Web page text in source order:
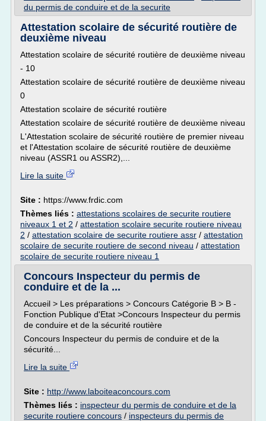
du permis de conduire et de la securite
Attestation scolaire de sécurité routière de
deuxième niveau
Attestation scolaire de sécurité routière de deuxième niveau
- 10
Attestation scolaire de sécurité routière de deuxième niveau
0
Attestation scolaire de sécurité routière
Attestation scolaire de sécurité routière de deuxième niveau
L'Attestation scolaire de sécurité routière de premier niveau
et l'Attestation scolaire de sécurité routière de deuxième
niveau (ASSR1 ou ASSR2),...
Lire la suite
Site : https://www.frdic.com
Thèmes liés : attestations scolaires de securite routiere
niveaux 1 et 2 / attestation scolaire securite routiere niveau
2 / attestation scolaire de securite routiere assr / attestation
scolaire de securite routiere de second niveau / attestation
scolaire de securite routiere niveau 1
Concours Inspecteur du permis de
conduire et de la ...
Accueil > Les préparations > Concours Catégorie B > B -
Fonction Publique d'Etat >Concours Inspecteur du permis
de conduire et de la sécurité routière
Concours Inspecteur du permis de conduire et de la
sécurité...
Lire la suite
Site : http://www.laboiteaconcours.com
Thèmes liés : inspecteur du permis de conduire et de la
securite routiere concours / inspecteurs du permis de